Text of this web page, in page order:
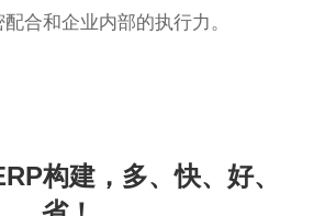
合和企业内部的执行力。
构建，多、快、好、